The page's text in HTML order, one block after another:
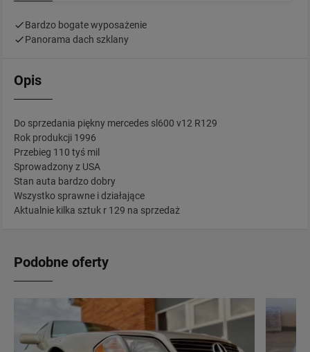
Bardzo bogate wyposażenie
Panorama dach szklany
Opis
Do sprzedania piękny mercedes sl600 v12 R129
Rok produkcji 1996
Przebieg 110 tyś mil
Sprowadzony z USA
Stan auta bardzo dobry
Wszystko sprawne i działające
Aktualnie kilka sztuk r 129 na sprzedaż
Podobne oferty